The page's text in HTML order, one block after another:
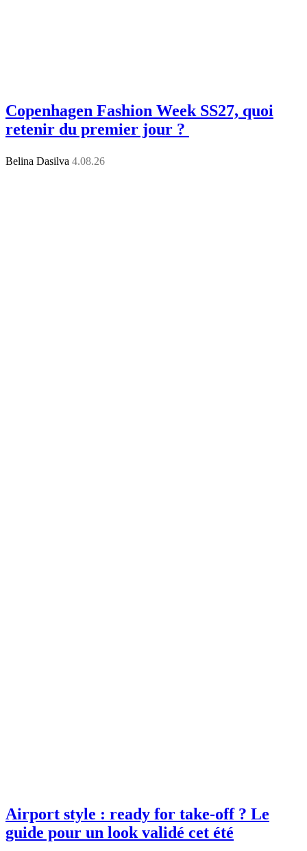
Copenhagen Fashion Week SS27, quoi
retenir du premier jour ?
Belina Dasilva 4.08.26
Airport style : ready for take-off ? Le
guide pour un look validé cet été